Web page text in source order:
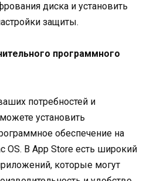
диска и установить
защиты.
программного
потребностей и
установить
обеспечение на
OS. В App Store есть широкий
которые могут